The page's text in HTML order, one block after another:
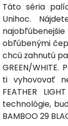
Táto séria
Unihoc.
obľúbenými
chcú zahnutú
GREEN/
ti vyhovovať
FEATHER
technológie,
BAMBOO 29